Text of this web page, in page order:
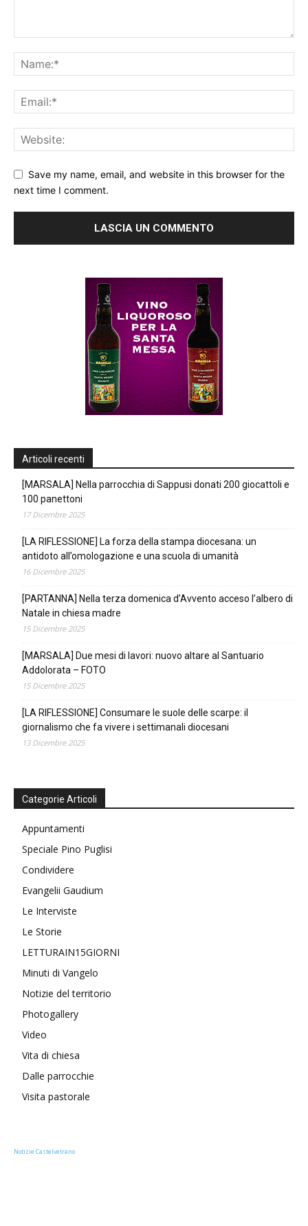
Save my name, email, and website in this browser for the
next time I comment.
Articoli recenti
[MARSALA] Nella parrocchia di Sappusi donati 200 giocattoli e
100 panettoni
17 Dicembre 2025
[LA RIFLESSIONE] La forza della stampa diocesana: un
antidoto all’omologazione e una scuola di umanità
16 Dicembre 2025
[PARTANNA] Nella terza domenica d’Avvento acceso l’albero di
Natale in chiesa madre
15 Dicembre 2025
[MARSALA] Due mesi di lavori: nuovo altare al Santuario
Addolorata – FOTO
15 Dicembre 2025
[LA RIFLESSIONE] Consumare le suole delle scarpe: il
giornalismo che fa vivere i settimanali diocesani
13 Dicembre 2025
Categorie Articoli
Appuntamenti
Speciale Pino Puglisi
Condividere
Evangelii Gaudium
Le Interviste
Le Storie
LETTURAIN15GIORNI
Minuti di Vangelo
Notizie del territorio
Photogallery
Video
Vita di chiesa
Dalle parrocchie
Visita pastorale
Notizie Castelvetrano